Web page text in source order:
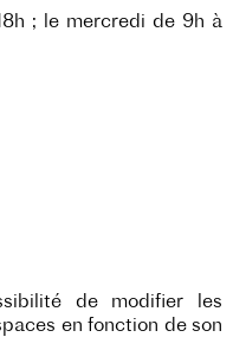
; le mercredi de 9h à
de modifier les
en fonction de son